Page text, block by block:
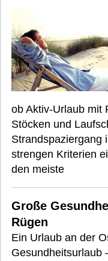
ob Aktiv-Urlaub mit
Stöcken und
Strandspaziergang
strengen Kriterien
den meiste
Große
Rügen
Ein Urlaub an der
Gesundheitsurlaub